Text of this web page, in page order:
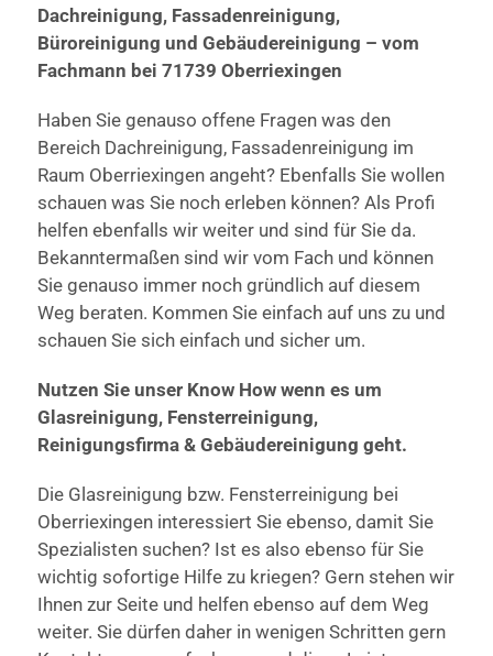
Dachreinigung, Fassadenreinigung,
Büroreinigung und Gebäudereinigung – vom
Fachmann bei 71739 Oberriexingen
Haben Sie genauso offene Fragen was den
Bereich Dachreinigung, Fassadenreinigung im
Raum Oberriexingen angeht? Ebenfalls Sie wollen
schauen was Sie noch erleben können? Als Profi
helfen ebenfalls wir weiter und sind für Sie da.
Bekanntermaßen sind wir vom Fach und können
Sie genauso immer noch gründlich auf diesem
Weg beraten. Kommen Sie einfach auf uns zu und
schauen Sie sich einfach und sicher um.
Nutzen Sie unser Know How wenn es um
Glasreinigung, Fensterreinigung,
Reinigungsfirma & Gebäudereinigung geht.
Die Glasreinigung bzw. Fensterreinigung bei
Oberriexingen interessiert Sie ebenso, damit Sie
Spezialisten suchen? Ist es also ebenso für Sie
wichtig sofortige Hilfe zu kriegen? Gern stehen wir
Ihnen zur Seite und helfen ebenso auf dem Weg
weiter. Sie dürfen daher in wenigen Schritten gern